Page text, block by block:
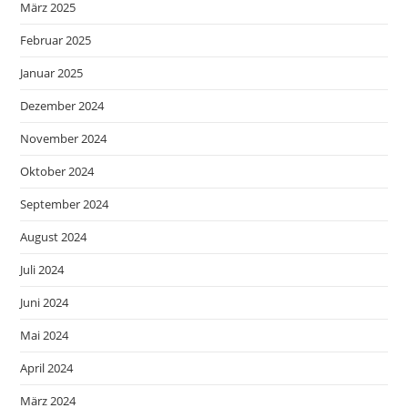
März 2025
Februar 2025
Januar 2025
Dezember 2024
November 2024
Oktober 2024
September 2024
August 2024
Juli 2024
Juni 2024
Mai 2024
April 2024
März 2024